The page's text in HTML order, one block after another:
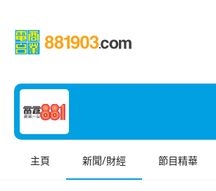
主頁 新聞/財經 節目精華